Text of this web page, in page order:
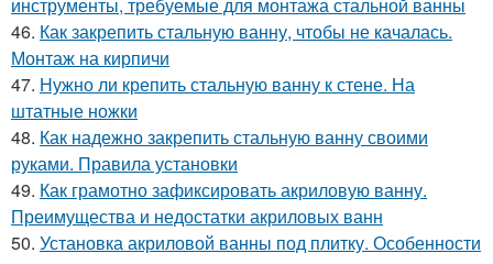
46. Как закрепить стальную ванну, чтобы не качалась.
Монтаж на кирпичи
47. Нужно ли крепить стальную ванну к стене. На
штатные ножки
48. Как надежно закрепить стальную ванну своими
руками. Правила установки
49. Как грамотно зафиксировать акриловую ванну.
Преимущества и недостатки акриловых ванн
50. Установка акриловой ванны под плитку. Особенности